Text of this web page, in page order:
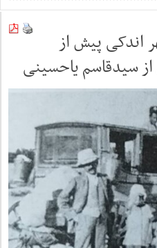
اندکی پیش از
سیدقاسم یاحسینی